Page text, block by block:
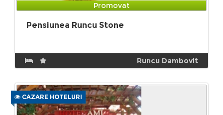
Promovat
Pensiunea Runcu Stone
Runcu Dambovit
CAZARE HOTELURI